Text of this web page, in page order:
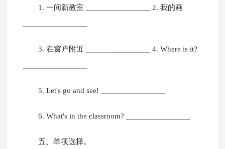
1. 一间新教室 ________________ 2. 我的画
3. 在窗户附近 ________________ 4. Where is it?
5. Let's go and see! ________________
6. What's in the classroom? ________________
五、单项选择。